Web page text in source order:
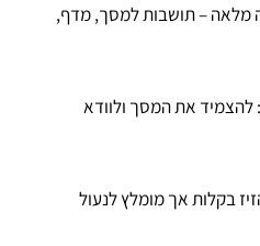
מלאה – תושבות למסך, מדף,
את המסך ולוודא
בקלות אך מומלץ לנעול